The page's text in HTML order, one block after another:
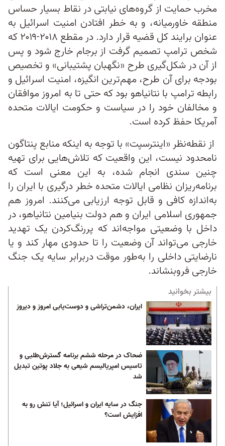
مخرب حمایت از گروه‌های نیابتی در نقاط بسیار حساس
منطقه خاورمیانه، و به خطر افتادن امنیت اسرائیل به
عنوان برایند کل قضیه قرار دارد. در مقطع ۲۰۱۸-۲۰۱۹ که
شخص ترامپ تصمیم گرفت از برجام خارج شود و پس
از آن در شکل‌گیری طرح «نگهبان پشتیبانی» و تخصیص
بودجه برای آن طرح، مهم‌ترین انگیزه، امنیت اسرائیل و
رابطه ترامپ با نتانیاهو بود که حتی تا به امروز موافقان
و مخالفان خود را در سیاست و حکومت ایالات متحده
آمریکا حفظ کرده است.
از نقطه‌نظر «اینترسپت» با توجه به اینکه منابع پنتاگون
نامحدود نیست، این واقعیت که تلاش‌هایی برای تهیه
چنین سندی انجام شده، به این معنی است که
برنامه‌ریزان نظامی ایالات متحده خطر درگیری با ایران را
به‌اندازه کافی و قابل توجه ارزیابی می‌کنند. امروز هم
جمهوری اسلامی ایران و هم دولت بنیامین نتانیاهو، در
داخل با وضعیتی مواجه‌اند که پررنگ‌کردن یک تهدید
خارجی می‌تواند آن وضعیت را تا حدودی مهار کند و یا
نارضایتی داخلی را به‌طور موقت دربرابر سایه یک جنگ
خارجی فروبنشاند.
بیشتر بخوانید
ایران، دشمن‌تراشی و دوست‌یابی امروز و دیروز
ضحاک در مرحله ششم برنامه گسترش‌طلبی و
تاسیس امپریالیسم شیعی به جلاد پوتین تبدیل
شد
جنگ در سایه ایران و اسرائیل؛ آیا تنش رو به
افزایش است؟